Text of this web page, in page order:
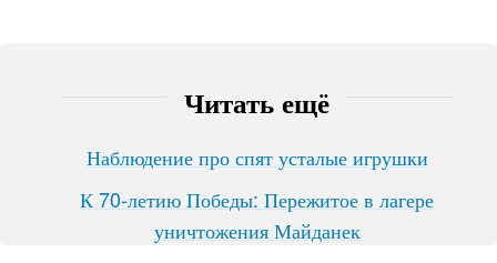
Читать ещё
Наблюдение про спят усталые игрушки
К 70-летию Победы: Пережитое в лагере
уничтожения Майданек